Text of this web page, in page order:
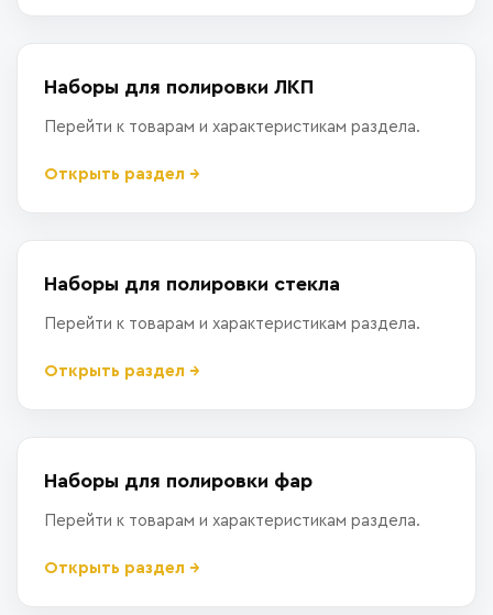
Наборы для полировки ЛКП
Перейти к товарам и характеристикам раздела.
Открыть раздел →
Наборы для полировки стекла
Перейти к товарам и характеристикам раздела.
Открыть раздел →
Наборы для полировки фар
Перейти к товарам и характеристикам раздела.
Открыть раздел →